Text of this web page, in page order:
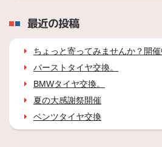
最近の投稿
ちょっと寄ってみませんか？開催
バーストタイヤ交換。
BMWタイヤ交換。
夏の大感謝祭開催
ベンツタイヤ交換